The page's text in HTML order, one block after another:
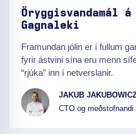
Öryggisvandamál
Gagnaleki
Framundan jólin er í fullum
fyrir ástvini sína eru menn
“rjúka” inn í netverslanir.
JAKUB
CTO og meðstofnandi